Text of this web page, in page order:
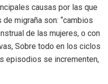
causas por las que
migraña son: “cambios
de las mujeres, o con
Sobre todo en los ciclos
episodios se incrementen,